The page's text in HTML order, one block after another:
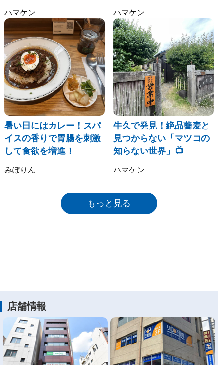
ハマケン ハマケン
暑い日にはカレー！スパ
イスの香りで胃腸を刺激
して食欲を増進！
みぽりん
牛久で発見！絶品蕎麦と
見つからない「マツコの
知らない世界」📺
ハマケン
もっと見る
店舗情報